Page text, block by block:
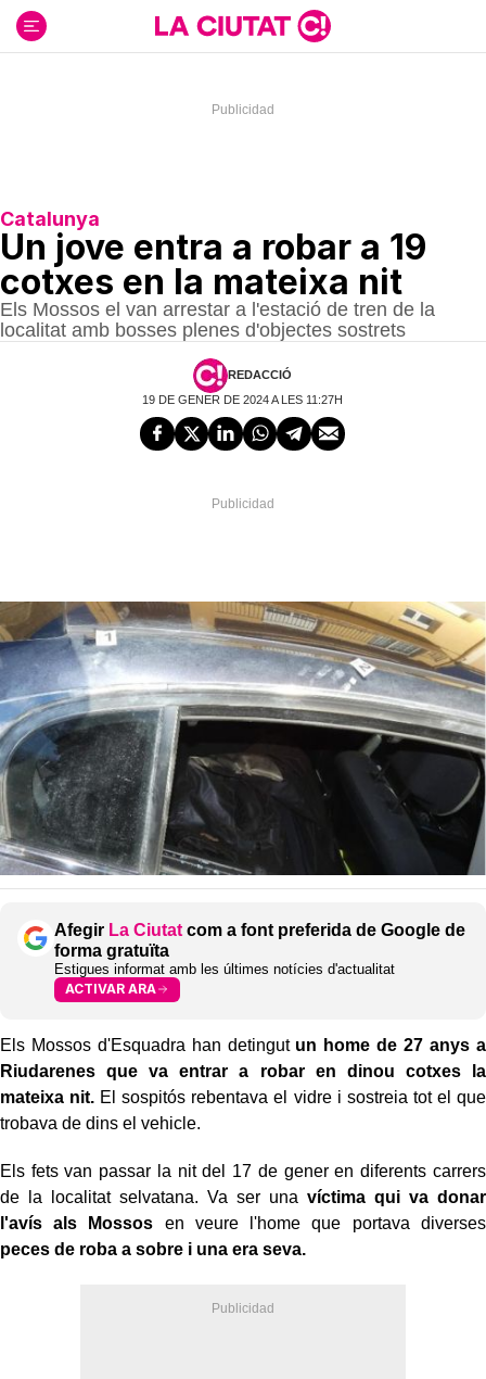
contenido
Catalunya
Un jove entra a robar a 19
cotxes en la mateixa nit
Els Mossos el van arrestar a l'estació de tren de la
localitat amb bosses plenes d'objectes sostrets
REDACCIÓ
19 DE GENER DE 2024 A LES 11:27H
Afegir La Ciutat com a font preferida de Google de
forma gratuïta
Estigues informat amb les últimes notícies d'actualitat
ACTIVAR ARA
Els Mossos d'Esquadra han detingut un home de 27 anys a
Riudarenes que va entrar a robar en dinou cotxes la
mateixa nit. El sospitós rebentava el vidre i sostreia tot el que
trobava de dins el vehicle.
Els fets van passar la nit del 17 de gener en diferents carrers
de la localitat selvatana. Va ser una víctima qui va donar
l'avís als Mossos en veure l'home que portava diverses
peces de roba a sobre i una era seva.